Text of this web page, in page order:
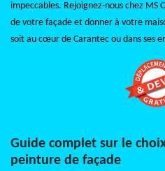
impeccables. Rejoignez-nous chez
de votre façade et donner à votre
soit au cœur de Carantec ou dans ses
Guide complet sur le
peinture de façade